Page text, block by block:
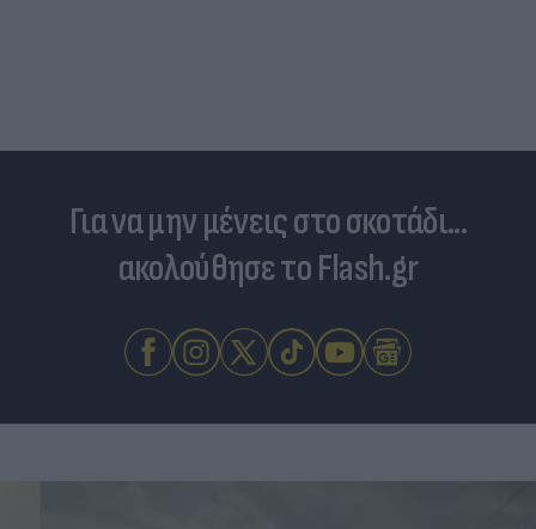
Για να μην μένεις στο σκοτάδι...
ακολούθησε το Flash.gr